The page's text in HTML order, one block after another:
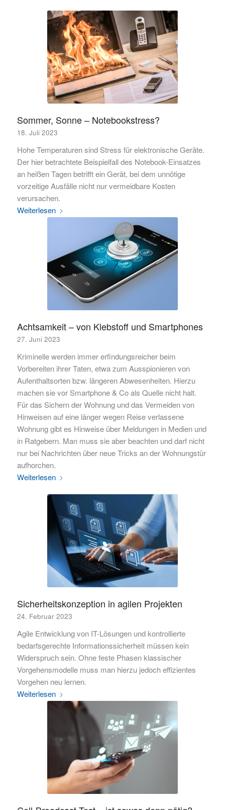
Sommer, Sonne – Notebookstress?
18. Juli 2023
Hohe Temperaturen sind Stress für elektronische Geräte.
Der hier betrachtete Beispielfall des Notebook-Einsatzes
an heißen Tagen betrifft ein Gerät, bei dem unnötige
vorzeitige Ausfälle nicht nur vermeidbare Kosten
verursachen.
Weiterlesen
Achtsamkeit – von Klebstoff und Smartphones
27. Juni 2023
Kriminelle werden immer erfindungsreicher beim
Vorbereiten ihrer Taten, etwa zum Ausspionieren von
Aufenthaltsorten bzw. längeren Abwesenheiten. Hierzu
machen sie vor Smartphone & Co als Quelle nicht halt.
Für das Sichern der Wohnung und das Vermeiden von
Hinweisen auf eine länger wegen Reise verlassene
Wohnung gibt es Hinweise über Meldungen in Medien und
in Ratgebern. Man muss sie aber beachten und darf nicht
nur bei Nachrichten über neue Tricks an der Wohnungstür
aufhorchen.
Weiterlesen
Sicherheitskonzeption in agilen Projekten
24. Februar 2023
Agile Entwicklung von IT-Lösungen und kontrollierte
bedarfsgerechte Informationssicherheit müssen kein
Widerspruch sein. Ohne feste Phasen klassischer
Vorgehensmodelle muss man hierzu jedoch effizientes
Vorgehen neu lernen.
Weiterlesen